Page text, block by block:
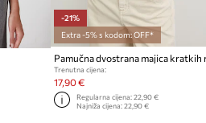
-21%
Extra -5% s kodom: OFF*
Trenutna cijena:
17,90 €
Regularna cijena: 22,90 €
Najniža cijena: 22,90 €